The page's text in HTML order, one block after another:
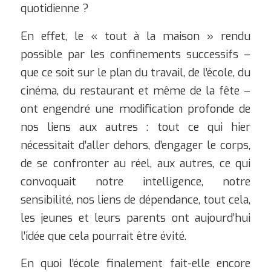
quotidienne ?
En effet, le « tout à la maison » rendu
possible par les confinements successifs –
que ce soit sur le plan du travail, de l’école, du
cinéma, du restaurant et même de la fête –
ont engendré une modification profonde de
nos liens aux autres : tout ce qui hier
nécessitait d’aller dehors, d’engager le corps,
de se confronter au réel, aux autres, ce qui
convoquait notre intelligence, notre
sensibilité, nos liens de dépendance, tout cela,
les jeunes et leurs parents ont aujourd’hui
l’idée que cela pourrait être évité.
En quoi l’école finalement fait-elle encore